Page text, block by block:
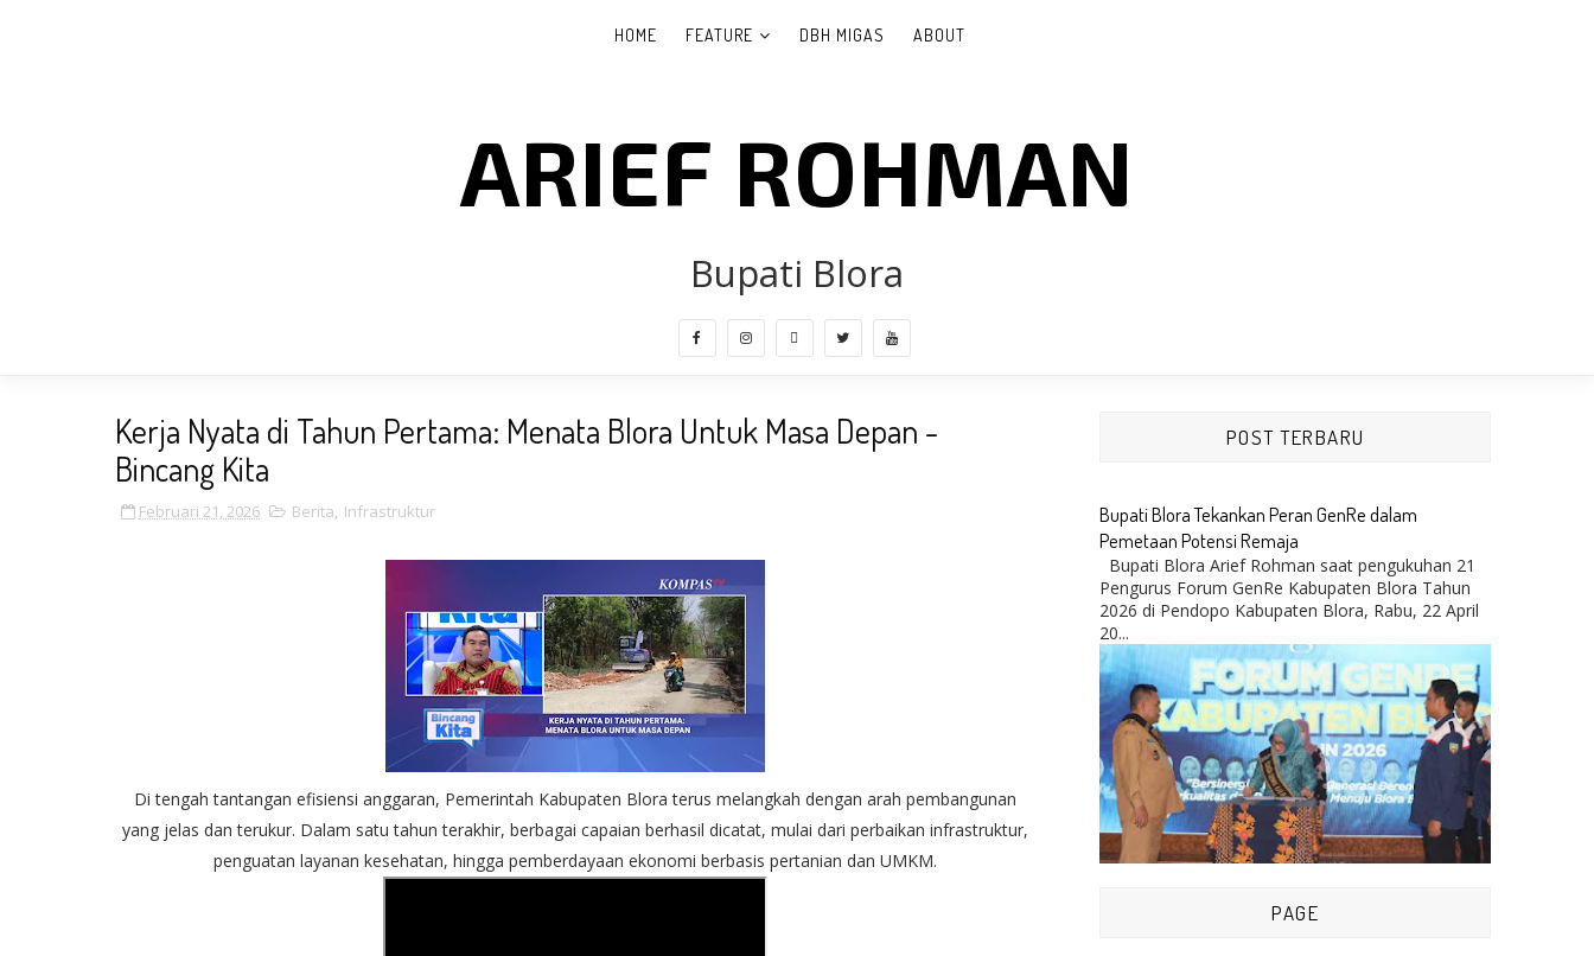
HOME FEATURE DBH MIGAS ABOUT
ARIEF ROHMAN
Bupati Blora
Kerja Nyata di Tahun Pertama: Menata Blora Untuk Masa Depan -
Bincang Kita
Februari 21, 2026 Berita, Infrastruktur
Di tengah tantangan efisiensi anggaran, Pemerintah Kabupaten Blora terus melangkah dengan arah pembangunan
yang jelas dan terukur. Dalam satu tahun terakhir, berbagai capaian berhasil dicatat, mulai dari perbaikan infrastruktur,
penguatan layanan kesehatan, hingga pemberdayaan ekonomi berbasis pertanian dan UMKM.
POST TERBARU
Bupati Blora Tekankan Peran GenRe dalam
Pemetaan Potensi Remaja
Bupati Blora Arief Rohman saat pengukuhan 21
Pengurus Forum GenRe Kabupaten Blora Tahun
2026 di Pendopo Kabupaten Blora, Rabu, 22 April
20...
PAGE